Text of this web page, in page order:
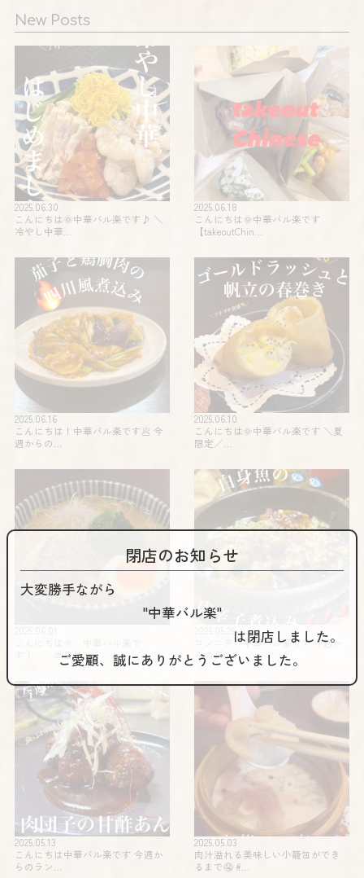
New Posts
2025.06.30
こんにちは🌞中華バル楽です♪ ＼
冷やし中華…
2025.06.18
こんにちは🌞中華バル楽です
【takeoutChin…
2025.06.16
こんにちは！中華バル楽です🥟 今
週からの…
2025.06.10
こんにちは🌞中華バル楽です️ ＼夏
限定️／…
す！ 本日は…
2025.05.26
コンニチハ️️中華バル楽です 今週か
らのラ…
2025.05.13
こんにちは中華バル楽です 今週か
らのラン…
2025.05.03
肉汁溢れる美味しい小籠包ができ
るまで🤤 #…
閉店のお知らせ
大変勝手ながら
"中華バル楽"
は閉店しました。
ご愛顧、誠にありがとうございました。